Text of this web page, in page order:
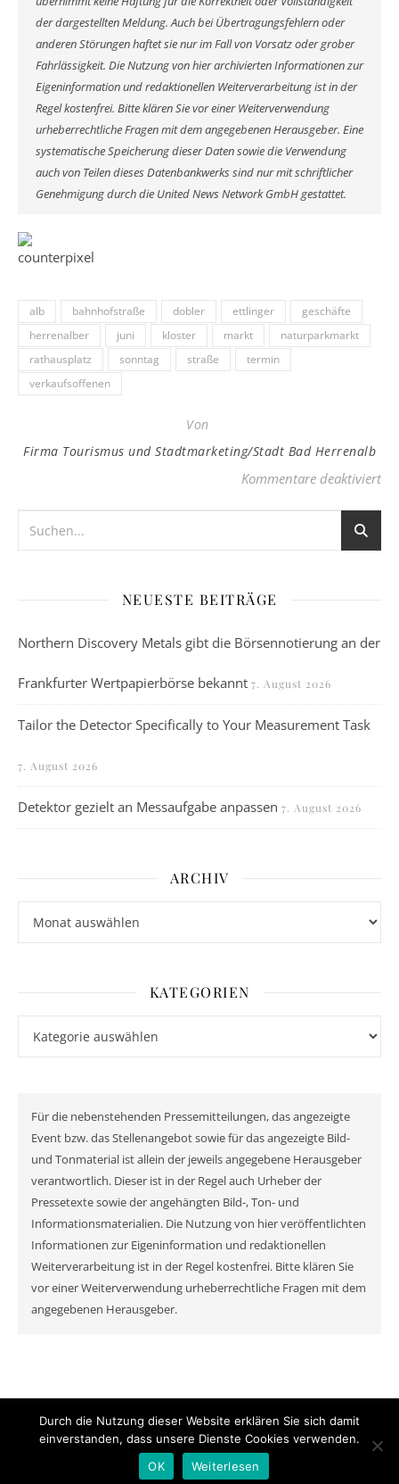
der dargestellten Meldung. Auch bei Übertragungsfehlern oder
anderen Störungen haftet sie nur im Fall von Vorsatz oder grober
Fahrlässigkeit. Die Nutzung von hier archivierten Informationen zur
Eigeninformation und redaktionellen Weiterverarbeitung ist in der
Regel kostenfrei. Bitte klären Sie vor einer Weiterverwendung
urheberrechtliche Fragen mit dem angegebenen Herausgeber. Eine
systematische Speicherung dieser Daten sowie die Verwendung
auch von Teilen dieses Datenbankwerks sind nur mit schriftlicher
Genehmigung durch die United News Network GmbH gestattet.
alb bahnhofstraße dobler ettlinger
geschäfte
herrenalber
juni kloster markt
naturparkmarkt
rathausplatz
sonntag straße
termin
verkaufsoffenen
Von
Firma Tourismus und Stadtmarketing/Stadt Bad Herrenalb
Kommentare deaktiviert
NEUESTE BEITRÄGE
Northern Discovery Metals gibt die Börsennotierung an der
Frankfurter Wertpapierbörse bekannt 7. August 2026
Tailor the Detector Specifically to Your Measurement Task
7. August 2026
Detektor gezielt an Messaufgabe anpassen 7. August 2026
ARCHIV
KATEGORIEN
Für die nebenstehenden Pressemitteilungen, das angezeigte
Event bzw. das Stellenangebot sowie für das angezeigte Bild-
und Tonmaterial ist allein der jeweils angegebene Herausgeber
verantwortlich. Dieser ist in der Regel auch Urheber der
Pressetexte sowie der angehängten Bild-, Ton- und
Informationsmaterialien. Die Nutzung von hier veröffentlichten
Informationen zur Eigeninformation und redaktionellen
Weiterverarbeitung ist in der Regel kostenfrei. Bitte klären Sie
vor einer Weiterverwendung urheberrechtliche Fragen mit dem
angegebenen Herausgeber.
© MyNewsChannel 2026
Ashe Theme von WP Royal.
Durch die Nutzung dieser Website erklären Sie sich damit
einverstanden, dass unsere Dienste Cookies verwenden.
OK
Weiterlesen